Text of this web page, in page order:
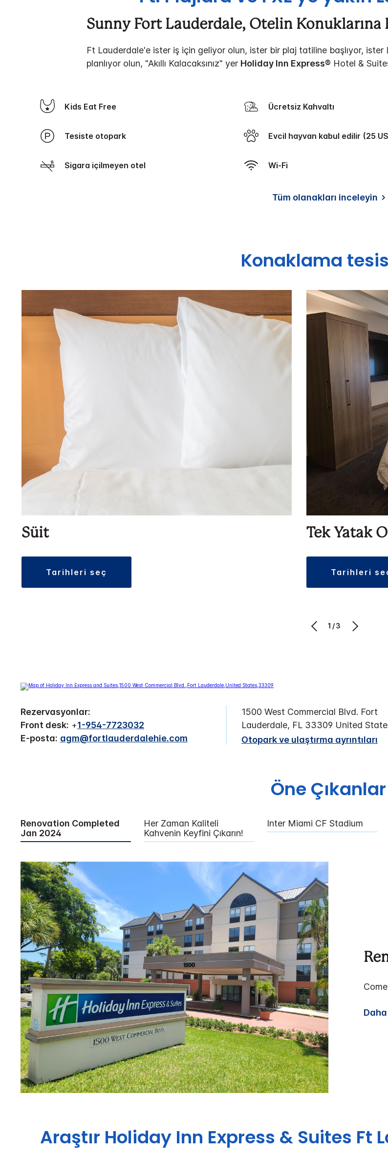
Sunny Fort Lauderdale, Otelin Konuklarına
Ft Lauderdale'e ister iş için geliyor olun, ister bir plaj tatiline başlıyor,
planlıyor olun, "Akıllı Kalacaksınız" yer Holiday Inn Express® Hotel &
Kids Eat Free Ücretsiz Kahvaltı
Tesiste otopark Evcil hayvan kabul edilir (25
Sigara içilmeyen otel Wi-Fi
Tüm olanakları inceleyin
Konaklama
Süit
tarihleri seç
Tek Yatak
tarihleri
1/3
Rezervasyonlar:
Front desk: +1-954-7723032
E-posta: agm@fortlauderdalehie.com
1500 West Commercial Blvd. Fort
Lauderdale, FL 33309 United
Otopark ve ulaştırma ayrıntıları
Öne Çıkanlar
Renovation Completed
Jan 2024
Her Zaman Kaliteli
Kahvenin Keyfini Çıkarın!
Inter Miami CF Stadium
Araştır Holiday Inn Express & Suites Ft